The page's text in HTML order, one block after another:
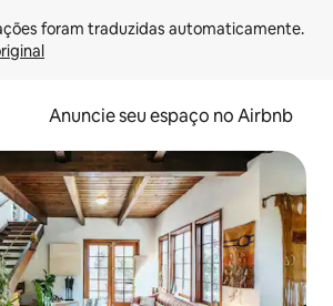
Anuncie seu espaço no Airbnb